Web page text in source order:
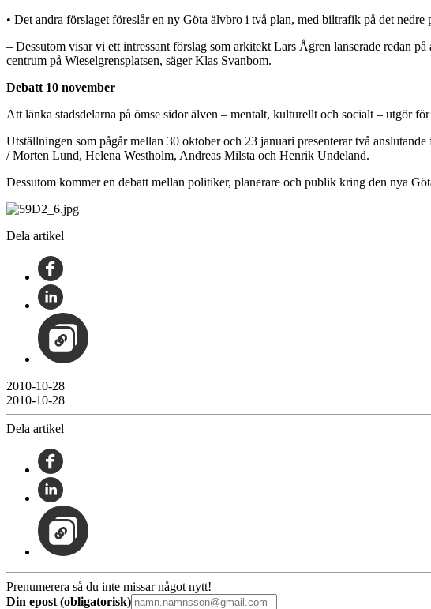
• Det andra förslaget föreslår en ny Göta älvbro i två plan, med biltrafik på det
– Dessutom visar vi ett intressant förslag som arkitekt Lars Ågren lanserade redan
centrum på Wieselgrensplatsen, säger Klas Svanbom.
Debatt 10 november
Att länka stadsdelarna på ömse sidor älven – mentalt, kulturellt och socialt – utgör
Utställningen som pågår mellan 30 oktober och 23 januari presenterar två
/ Morten Lund, Helena Westholm, Andreas Milsta och Henrik Undeland.
Dessutom kommer en debatt mellan politiker, planerare och publik kring den nya
Dela artikel
2010-10-28
2010-10-28
Dela artikel
Prenumerera så du inte missar något nytt!
Din epost (obligatorisk)